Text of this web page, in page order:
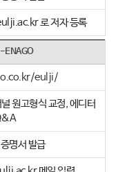
로 저자 등록
ENAGO
eulji/
원고형식 교정, 에디터
명서 발급